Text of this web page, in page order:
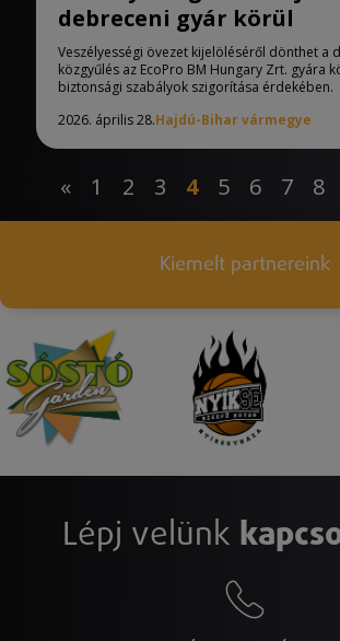
debreceni gyár körül
Veszélyességi övezet kijelöléséről dönthet a
közgyűlés az EcoPro BM Hungary Zrt. gyára
biztonsági szabályok szigorítása érdekében.
2026. április 28.Hajdú-Bihar vármegye
« 1 2 3 4 5 6 7 8
Kiemelt partnereink
Lépj velünk